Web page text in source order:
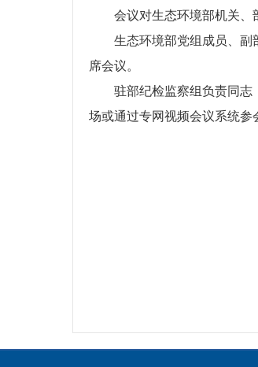
会议对生态环境部机关、
生态环境部党组成员、副
席会议。
驻部纪检监察组负责同志
场或通过专网视频会议系统参